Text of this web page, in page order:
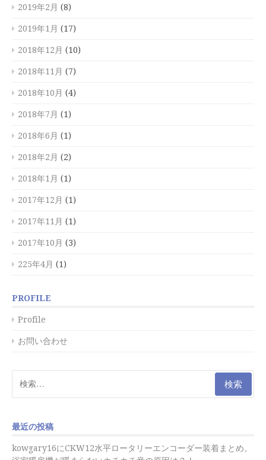
2019年2月 (8)
2019年1月 (17)
2018年12月 (10)
2018年11月 (7)
2018年10月 (4)
2018年7月 (1)
2018年6月 (1)
2018年2月 (2)
2018年1月 (1)
2017年12月 (1)
2017年11月 (1)
2017年10月 (3)
225年4月 (1)
PROFILE
Profile
お問い合わせ
索:
最近の投稿
kowgary16にCKW12水平ロータリーエンコーダー装着まとめ。